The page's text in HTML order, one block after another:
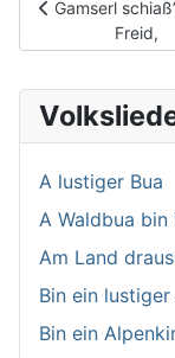
Vorheriger
Gamserl
Freid,
A lustiger Bua
A Waldbua bin
Am Land
Bin ein
Bin ein